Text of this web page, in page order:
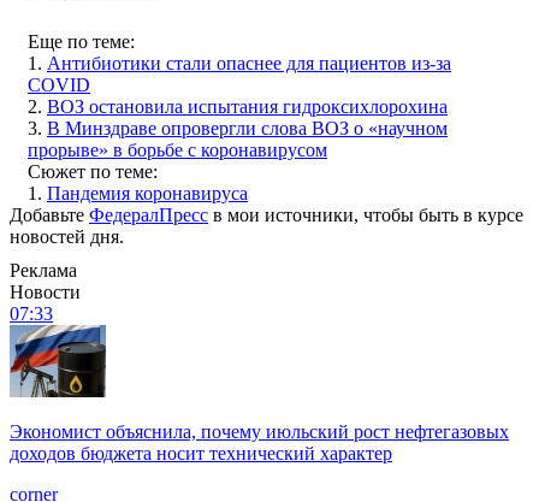
Еще по теме:
1. Антибиотики стали опаснее для пациентов из-за
COVID
2. ВОЗ остановила испытания гидроксихлорохина
3. В Минздраве опровергли слова ВОЗ о «научном
прорыве» в борьбе с коронавирусом
Сюжет по теме:
1. Пандемия коронавируса
Добавьте ФедералПресс в мои источники, чтобы быть в курсе
новостей дня.
Реклама
Новости
07:33
Экономист объяснила, почему июльский рост нефтегазовых
доходов бюджета носит технический характер
corner